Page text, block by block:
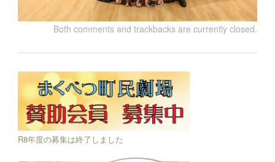
Both comments and trackbacks are currently closed.
R8年度の募集は終了しました